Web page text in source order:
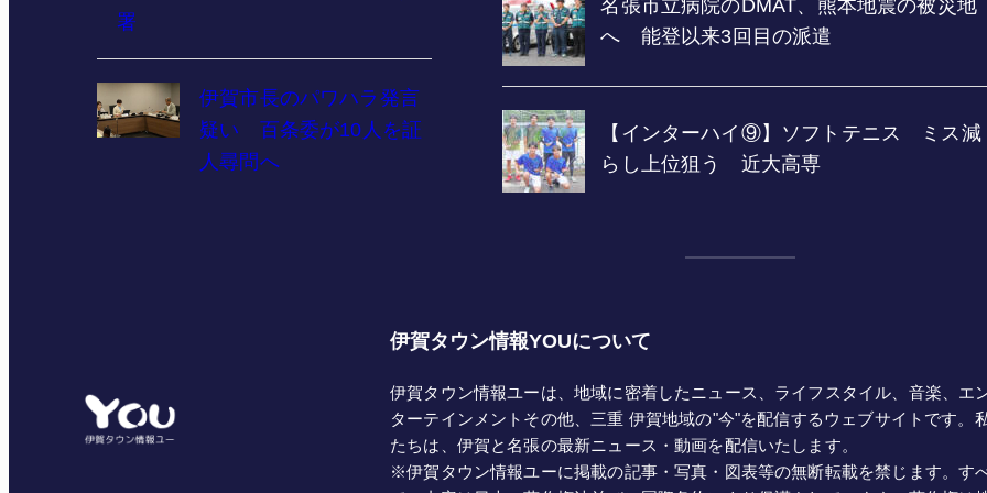
署
伊賀市長のパワハラ発言
疑い 百条委が10人を証
人尋問へ
伊賀タウン情報YOUについて
伊賀タウン情報ユーは、地域に密着したニュース、ライフスタイル、音楽、エ
ターテインメントその他、三重 伊賀地域の"今"を配信するウェブサイトです。
たちは、伊賀と名張の最新ニュース・動画を配信いたします。
※伊賀タウン情報ユーに掲載の記事・写真・図表等の無断転載を禁じます。す